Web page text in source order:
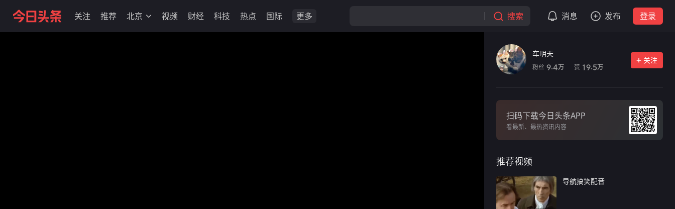
关注 推荐 北京 视频 财经 科技 热点 国际 更多 搜索 消息 发布 登录
车明天
粉丝 9.4万 赞 19.5万
关注
扫码下载今日头条APP
看最新、最热资讯内容
推荐视频
导航搞笑配音